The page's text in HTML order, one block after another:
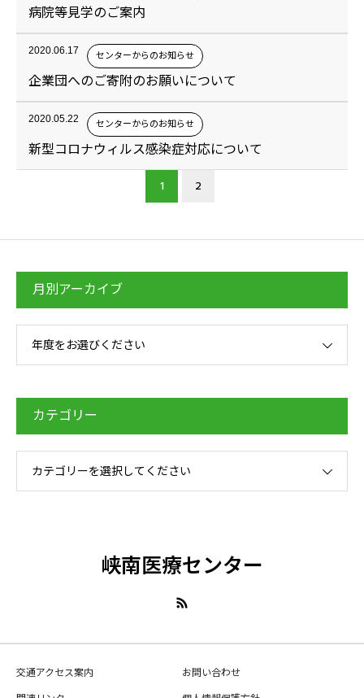
病院等見学のご案内
2020.06.17 センターからのお知らせ
企業団へのご寄附のお願いについて
2020.05.22 センターからのお知らせ
新型コロナウィルス感染症対応について
1 2
月別アーカイブ
年度をお選びください
カテゴリー
カテゴリーを選択してください
峡南医療センター
交通アクセス案内
お問い合わせ